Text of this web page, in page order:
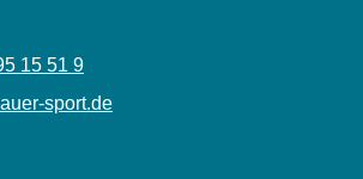
15 51 9
sport.de